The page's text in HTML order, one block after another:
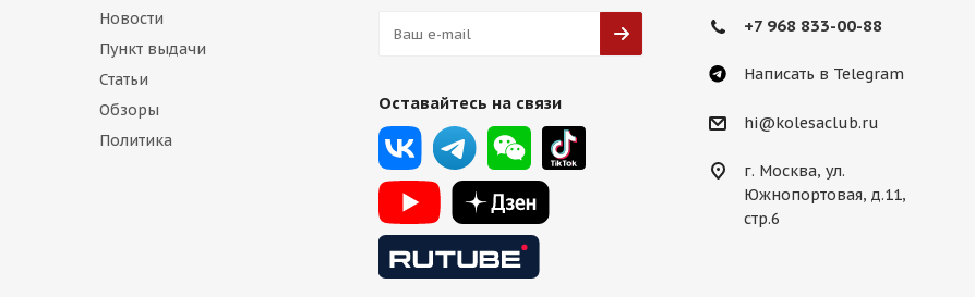
Новости
Пункт выдачи
Статьи
Обзоры
Политика
Оставайтесь на связи
+7 968 833-00-88
Написать в Telegram
hi@kolesaclub.ru
г. Москва, ул.
Южнопортовая, д.11,
стр.6